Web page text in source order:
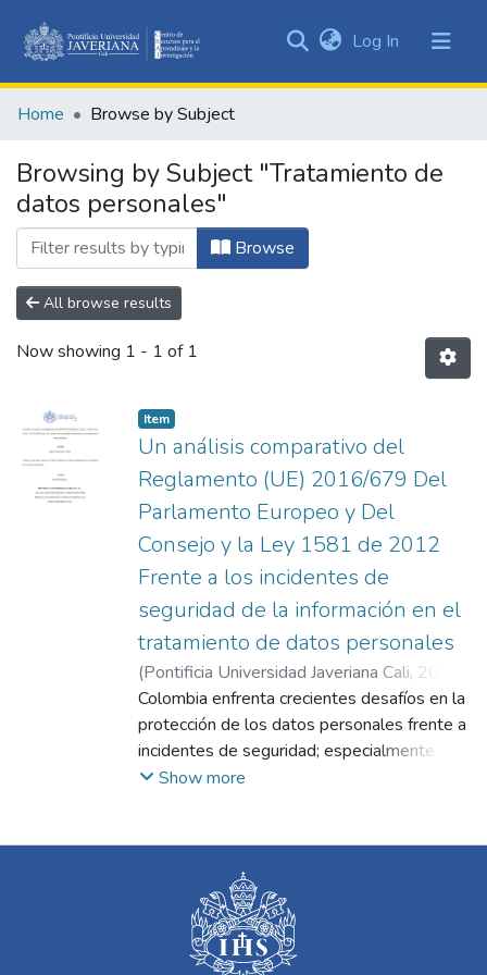
&
All of DSpace
Log In (current)
Home Browse by Subject
Browsing by Subject "Tratamiento de
datos personales"
Browse
All browse results
Now showing 1 - 1 of 1
Item
Un análisis comparativo del
Reglamento (UE) 2016/679 Del
Parlamento Europeo y Del
Consejo y la Ley 1581 de 2012
Frente a los incidentes de
seguridad de la información en el
tratamiento de datos personales
(Pontificia Universidad Javeriana Cali, 2025
Rojas Campo, Miguel Ángel; Barriga
Palomino, Luis Félix
Colombia enfrenta crecientes desafíos en la
protección de los datos personales frente a
incidentes de seguridad; especialmente en
un entorno empresarial donde el uso
Arreola (2019) y Machuca Vivar, Silvio
Amable; Vinueza Ochoa, Nelly Valeria;
Sampedro Guaman, Carlos Roberto y
Santillan Molina, Alberto Leonel. (2022) se
Show more